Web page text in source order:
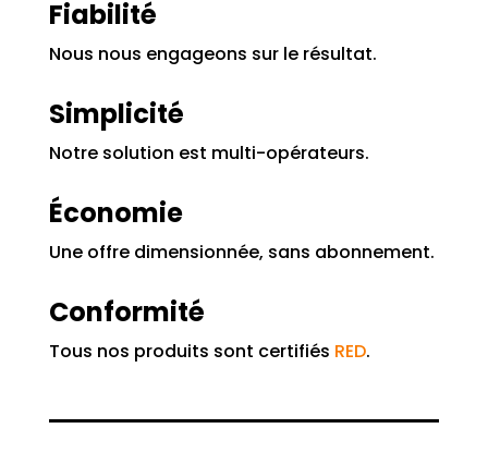
Fiabilité
Nous nous engageons sur le résultat.
Simplicité
Notre solution est multi-opérateurs.
Économie
Une offre dimensionnée, sans abonnement.
Conformité
Tous nos produits sont certifiés RED.